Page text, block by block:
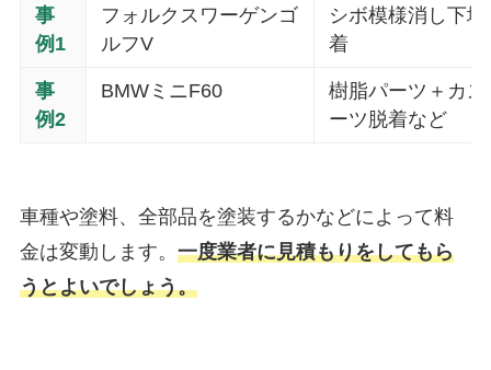
事
例1
フォルクスワーゲンゴ
ルフV
シボ模様消し下
着
事
例2
BMWミニF60
樹脂パーツ＋カ
ーツ脱着など
車種や塗料、全部品を塗装するかなどによって料
金は変動します。 一度業者に見積もりをしてもら
うとよいでしょう。